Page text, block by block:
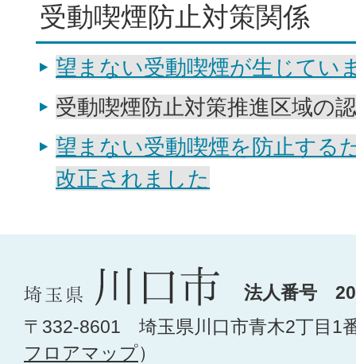
受動喫煙防止対策関係
望まない受動喫煙が生じてい
受動喫煙防止対策推進区域の
望まない受動喫煙を防止する
改正されました
法人番号
〒332-8601 埼玉県川口市青木2丁目1
フロアマップ）